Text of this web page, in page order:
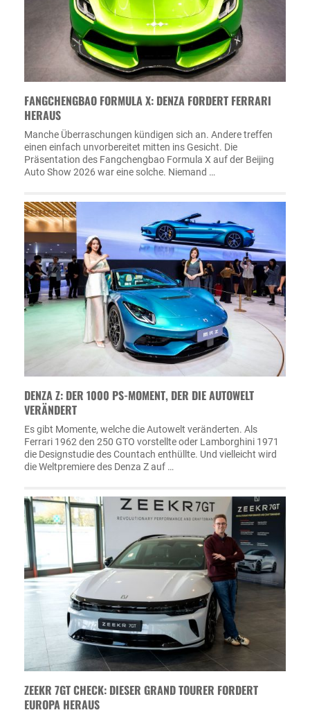
FANGCHENGBAO FORMULA X: DENZA FORDERT FERRARI
HERAUS
Manche Überraschungen kündigen sich an. Andere treffen
einen einfach unvorbereitet mitten ins Gesicht. Die
Präsentation des Fangchengbao Formula X auf der Beijing
Auto Show 2026 war eine solche. Niemand …
DENZA Z: DER 1000 PS-MOMENT, DER DIE AUTOWELT
VERÄNDERT
Es gibt Momente, welche die Autowelt veränderten. Als
Ferrari 1962 den 250 GTO vorstellte oder Lamborghini 1971
die Designstudie des Countach enthüllte. Und vielleicht wird
die Weltpremiere des Denza Z auf …
ZEEKR 7GT CHECK: DIESER GRAND TOURER FORDERT
EUROPA HERAUS